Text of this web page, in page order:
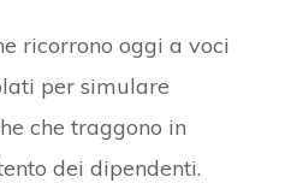
ricorrono oggi a voci
per simulare
che traggono in
dei dipendenti.